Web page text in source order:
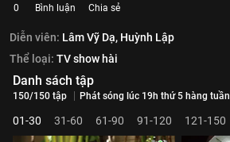
0 Bình luận Chia sẻ
Diễn viên: Lâm Vỹ Dạ, Huỳnh Lập
Thể loại: TV show hài
Danh sách tập
150/150 tập Phát sóng lúc 19h thứ 5 hàng tuần
01-30 31-60 61-90 91-120 121-150